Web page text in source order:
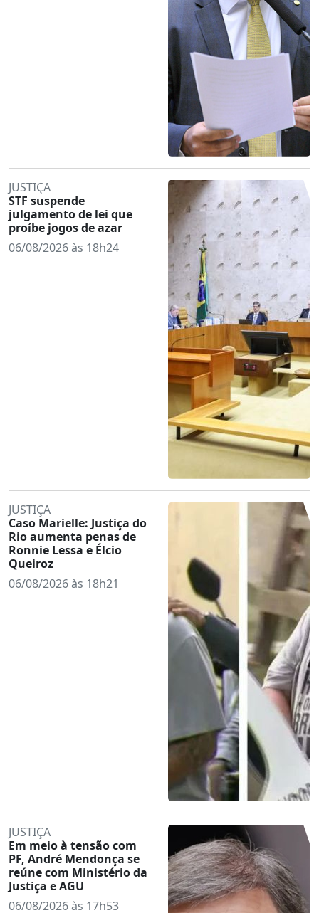
JUSTIÇA
STF suspende
julgamento de lei que
proíbe jogos de azar
06/08/2026 às 18h24
JUSTIÇA
Caso Marielle: Justiça do
Rio aumenta penas de
Ronnie Lessa e Élcio
Queiroz
06/08/2026 às 18h21
JUSTIÇA
Em meio à tensão com
PF, André Mendonça se
reúne com Ministério da
Justiça e AGU
06/08/2026 às 17h53